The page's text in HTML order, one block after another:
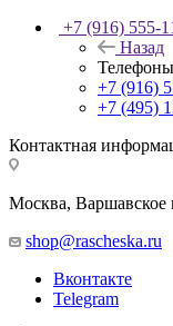
+7 (916) 555-
Назад
Телефоны
+7 (916)
+7 (495)
Контактная
Москва, Варшавское
shop@rascheska.ru
Вконтакте
Telegram